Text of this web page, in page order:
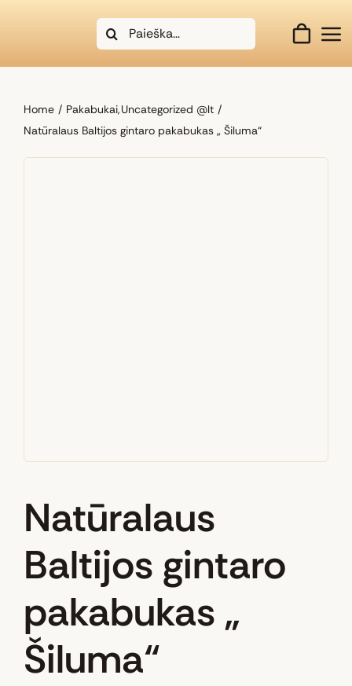
Search
for:
Home Pakabukai Uncategorized @lt
Natūralaus Baltijos gintaro pakabukas „ Šiluma“
Natūralaus
Baltijos gintaro
pakabukas „
Šiluma“